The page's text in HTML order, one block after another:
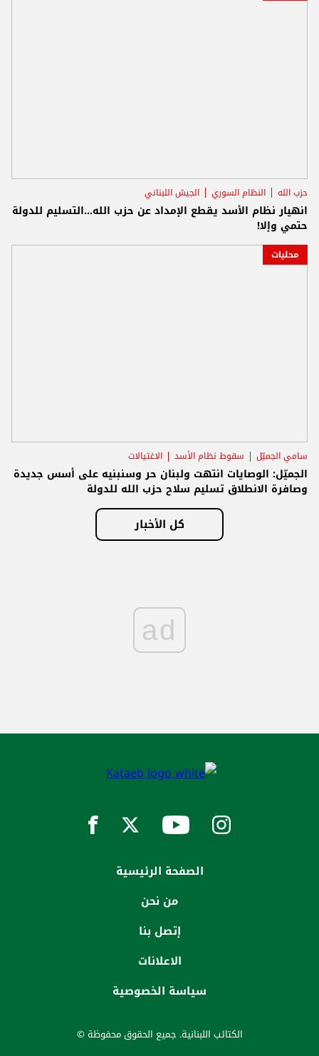
حزب الله النظام السوري الجيش اللبناني
انهيار نظام الأسد يقطع الإمداد عن حزب الله...التسليم للدولة
حتمي وإلا!
محليات
سامي الجميّل سقوط نظام الأسد الاغتيالات
الجميّل: الوصايات انتهت ولبنان حر وسنبنيه على أسس جديدة
وصافرة الانطلاق تسليم سلاح حزب الله للدولة
كل الأخبار
ad
الصفحة الرئيسية
من نحن
إتصل بنا
الاعلانات
سياسة الخصوصية
الكتائب اللبنانية. جميع الحقوق محفوظة ©